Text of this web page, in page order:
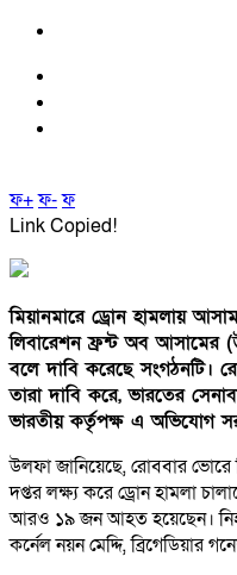
ফ+ফ-ফ
Link Copied!
মিয়ানমারে ড্রোন হামলায়
লিবারেশন ফ্রন্ট অব আসামের
বলে দাবি করেছে সংগঠনটি।
তারা দাবি করে, ভারতের
ভারতীয় কর্তৃপক্ষ এ অভিযোগ
উলফা জানিয়েছে, রোববার ভোরে
দপ্তর লক্ষ্য করে ড্রোন হামলা
আরও ১৯ জন আহত হয়েছেন।
কর্নেল নয়ন মেদ্দি,